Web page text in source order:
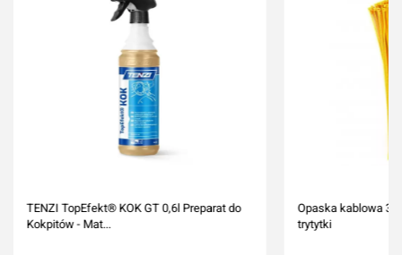
TENZI TopEfekt® KOK GT 0,6l Preparat do
Kokpitów - Mat...
Opaska kablowa
trytytki